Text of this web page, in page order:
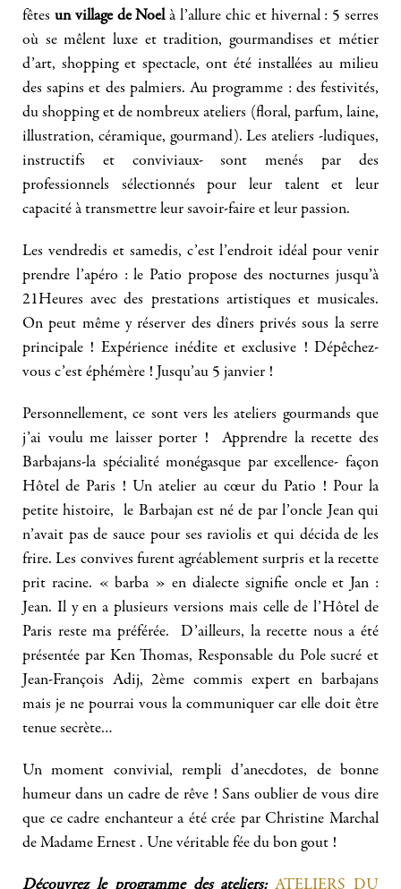
fêtes un village de Noelà l’allure chic et hivernal : 5 serres
où se mêlent luxe et tradition, gourmandises et métier
d’art, shopping et spectacle, ont été installées au milieu
des sapins et des palmiers. Au programme : des festivités,
du shopping et de nombreux ateliers (floral, parfum, laine,
illustration, céramique, gourmand). Les ateliers -ludiques,
instructifs et conviviaux- sont menés par des
professionnels sélectionnés pour leur talent et leur
capacité à transmettre leur savoir-faire et leur passion.
Les vendredis et samedis, c’est l’endroit idéal pour venir
prendre l’apéro : le Patio propose des nocturnes jusqu’à
21Heures avec des prestations artistiques et musicales.
On peut même y réserver des dîners privés sous la serre
principale ! Expérience inédite et exclusive ! Dépêchez-
vous c’est éphémère ! Jusqu’au 5 janvier !
Personnellement, ce sont vers les ateliers gourmands que
j’ai voulu me laisser porter ! Apprendre la recette des
Barbajans-la spécialité monégasque par excellence- façon
Hôtel de Paris ! Un atelier au cœur du Patio ! Pour la
petite histoire, le Barbajan est né de par l’oncle Jean qui
n’avait pas de sauce pour ses raviolis et qui décida de les
frire. Les convives furent agréablement surpris et la recette
prit racine. « barba » en dialecte signifie oncle et Jan :
Jean. Il y en a plusieurs versions mais celle de l’Hôtel de
Paris reste ma préférée. D’ailleurs, la recette nous a été
présentée par Ken Thomas, Responsable du Pole sucré et
Jean-François Adij, 2ème commis expert en barbajans
mais je ne pourrai vous la communiquer car elle doit être
tenue secrète…
Un moment convivial, rempli d’anecdotes, de bonne
humeur dans un cadre de rêve ! Sans oublier de vous dire
que ce cadre enchanteur a été crée par Christine Marchal
de Madame Ernest . Une véritable fée du bon gout !
Découvrez le programme des ateliers: ATELIERS DU